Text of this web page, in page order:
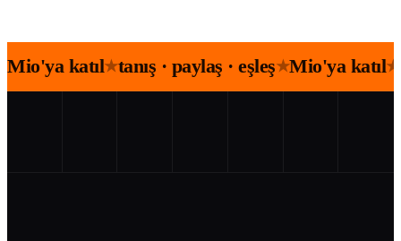
Mio'ya katıl★tanış · paylaş · eşleş★Mio'ya katıl★